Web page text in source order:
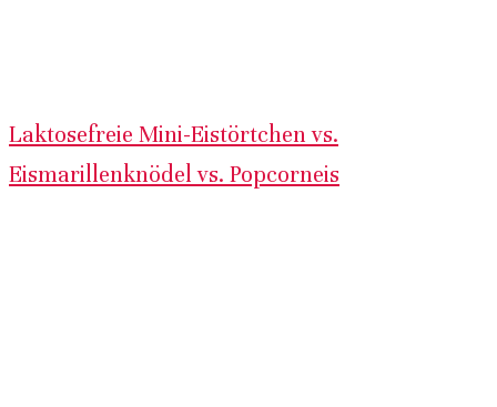
Laktosefreie Mini-Eistörtchen vs.
Eismarillenknödel vs. Popcorneis